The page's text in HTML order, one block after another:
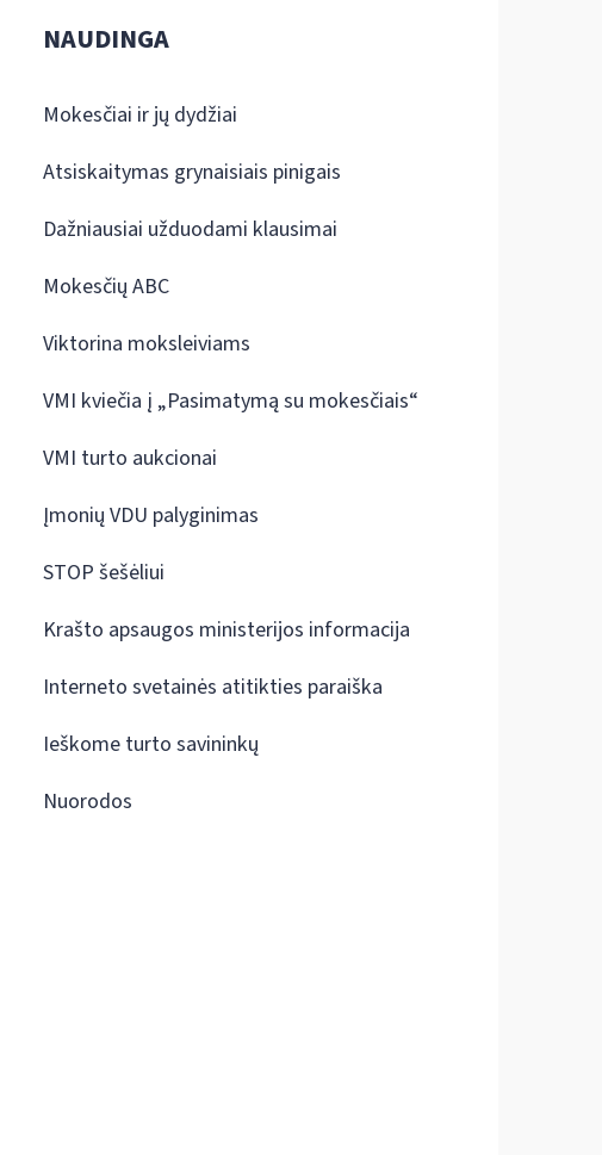
NAUDINGA
Mokesčiai ir jų dydžiai
Atsiskaitymas grynaisiais pinigais
Dažniausiai užduodami klausimai
Mokesčių ABC
Viktorina moksleiviams
VMI kviečia į „Pasimatymą su mokesčiais“
VMI turto aukcionai
Įmonių VDU palyginimas
STOP šešėliui
Krašto apsaugos ministerijos informacija
Interneto svetainės atitikties paraiška
Ieškome turto savininkų
Nuorodos